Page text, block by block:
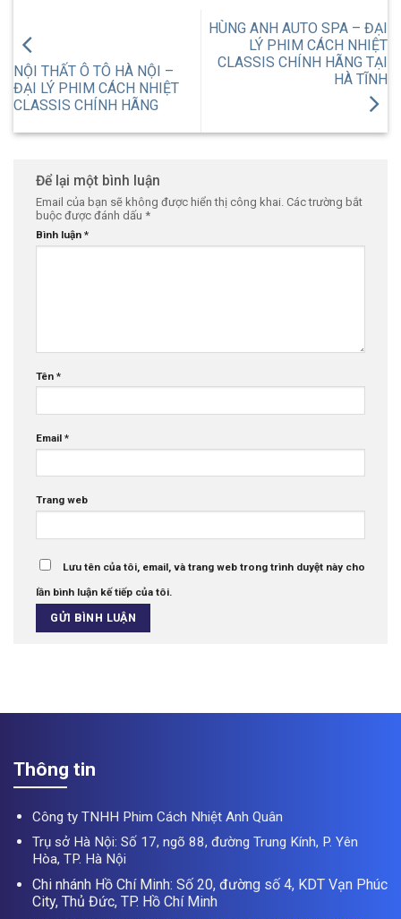
NỘI THẤT Ô TÔ HÀ NỘI –
ĐẠI LÝ PHIM CÁCH NHIỆT
CLASSIS CHÍNH HÃNG
HÙNG ANH AUTO SPA – ĐẠI
LÝ PHIM CÁCH NHIỆT
CLASSIS CHÍNH HÃNG TẠI
HÀ TĨNH
Để lại một bình luận
Email của bạn sẽ không được hiển thị công khai. Các trường bắt
buộc được đánh dấu *
Bình luận *
Tên *
Email *
Trang web
Lưu tên của tôi, email, và trang web trong trình duyệt này cho
lần bình luận kế tiếp của tôi.
Thông tin
Công ty TNHH Phim Cách Nhiệt Anh Quân
Trụ sở Hà Nội: Số 17, ngõ 88, đường Trung Kính, P. Yên
Hòa, TP. Hà Nội
Chi nhánh Hồ Chí Minh: Số 20, đường số 4, KDT Vạn Phúc
City, Thủ Đức, TP. Hồ Chí Minh